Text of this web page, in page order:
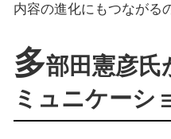
内容の進化にもつながる
多部田憲彦氏
ミュニケーシ